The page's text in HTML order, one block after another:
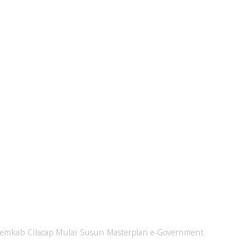
Cilacap Mulai Susun Masterplan e-Government